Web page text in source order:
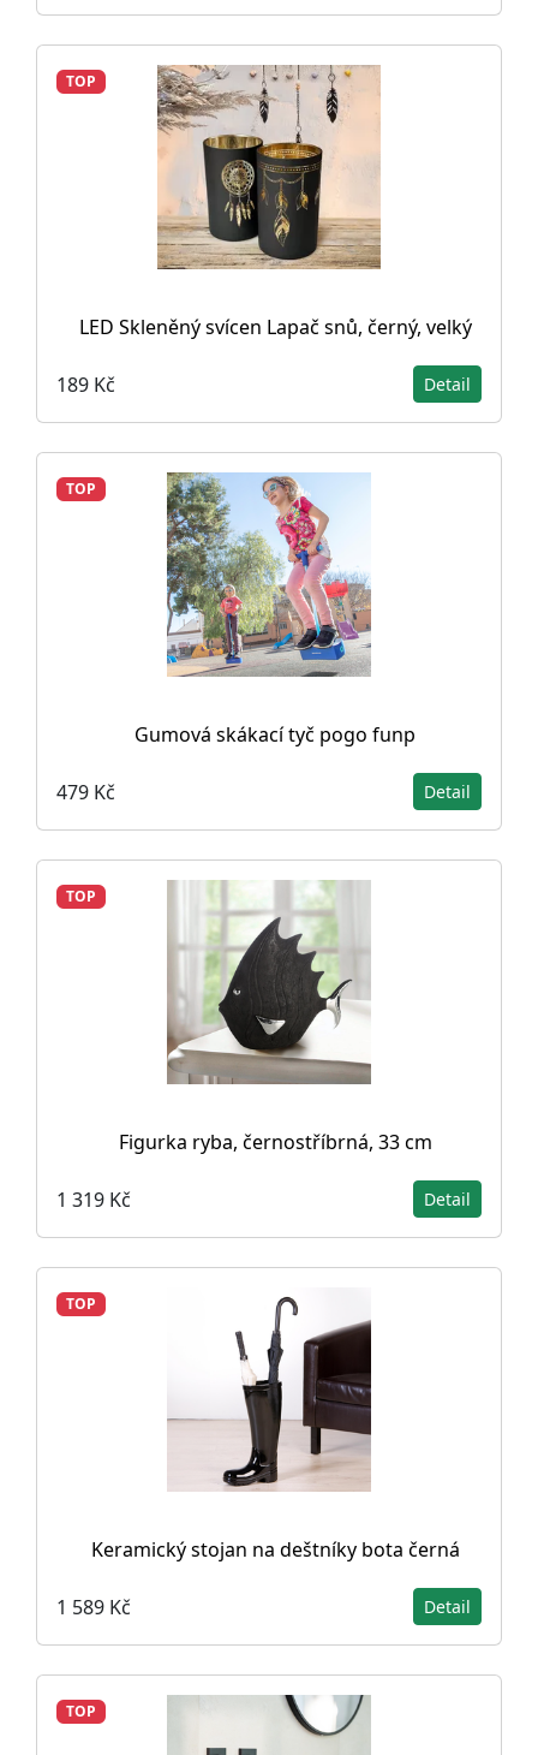
TOP
LED Skleněný svícen Lapač snů, černý, velký
189 Kč Detail
TOP
Gumová skákací tyč pogo funp
479 Kč Detail
TOP
Figurka ryba, černostříbrná, 33 cm
1 319 Kč Detail
TOP
Keramický stojan na deštníky bota černá
1 589 Kč Detail
TOP